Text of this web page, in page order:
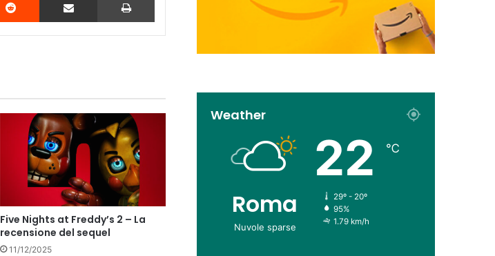
Five Nights at Freddy’s 2 – La
recensione del sequel
11/12/2025
Weather
Roma
Nuvole sparse
22 ℃
29º - 20º
95%
1.79 km/h